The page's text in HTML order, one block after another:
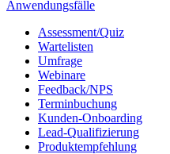
Anwendungsfälle
Assessment/Quiz
Wartelisten
Umfrage
Webinare
Feedback/NPS
Terminbuchung
Kunden-Onboarding
Lead-Qualifizierung
Produktempfehlung